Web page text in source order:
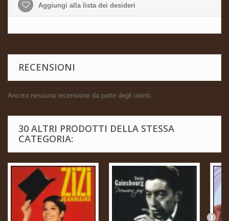
Aggiungi alla lista dei desideri
RECENSIONI
Ancora nessuna recensione da parte degli utenti.
30 ALTRI PRODOTTI DELLA STESSA
CATEGORIA: